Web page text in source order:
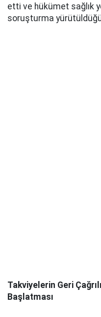
etti ve hükümet sağlık
soruşturma
Takviyelerin Geri
Başlatması